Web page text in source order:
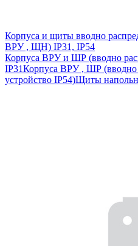
Корпуса и щиты вводно
ВРУ , ЩН) IP31, IP54
Корпуса ВРУ и ШР (вводно
IP31Корпуса ВРУ , ШР (вводно
устройство IP54)Щиты